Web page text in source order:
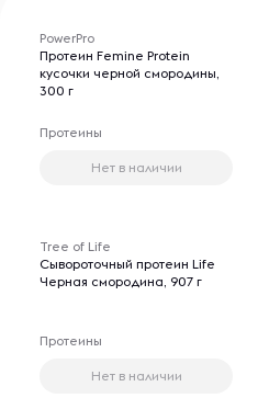
PowerPro
Протеин Femine Protein
кусочки черной смородины,
300 г
Протеины
Нет в наличии
Tree of Life
Сывороточный протеин Life
Черная смородина, 907 г
Протеины
Нет в наличии